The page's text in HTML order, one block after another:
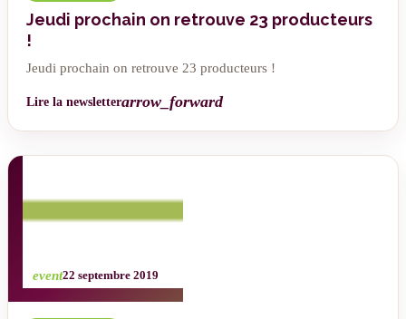
Jeudi prochain on retrouve 23 producteurs
!
Jeudi prochain on retrouve 23 producteurs !
Lire la newsletterarrow_forward
event22 septembre 2019